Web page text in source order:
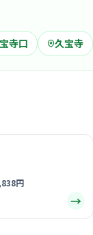
寺口 久宝寺
円
→